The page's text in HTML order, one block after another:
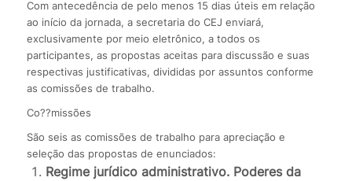
Com antecedência de pelo menos 15 dias úteis em relação
ao início da jornada, a secretaria do CEJ enviará,
exclusivamente por meio eletrônico, a todos os
participantes, as propostas aceitas para discussão e suas
respectivas justificativas, divididas por assuntos conforme
as comissões de trabalho.
Co??missões
São seis as comissões de trabalho para apreciação e
seleção das propostas de enunciados:
Regime jurídico administrativo. Poderes da